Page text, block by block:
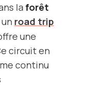
la forêt
road trip
une
circuit en
continu